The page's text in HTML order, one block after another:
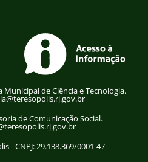
de Ciência e Tecnologia.
de Comunicação Social.
- CNPJ: 29.138.369/0001-47